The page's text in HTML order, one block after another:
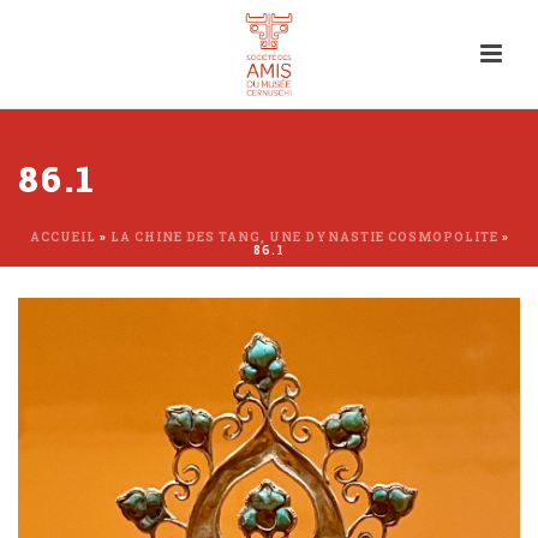
86.1
ACCUEIL » LA CHINE DES TANG, UNE DYNASTIE COSMOPOLITE »
86.1